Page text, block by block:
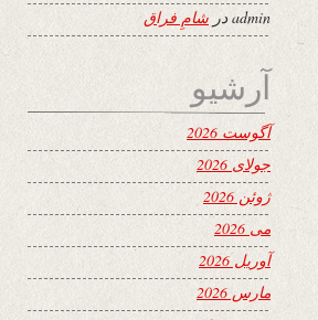
admin در شامِ فراق
آرشیو
آگوست 2026
جولای 2026
ژوئن 2026
می 2026
آوریل 2026
مارس 2026